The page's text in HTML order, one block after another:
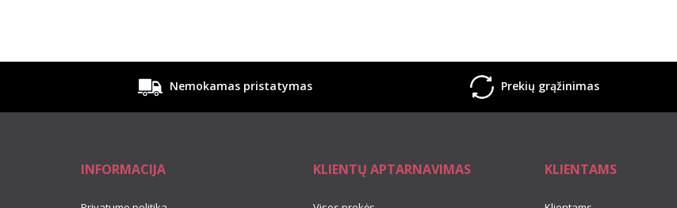
Nemokamas pristatymas Prekių grąžinimas
INFORMACIJA KLIENTŲ APTARNAVIMAS KLIENTAMS